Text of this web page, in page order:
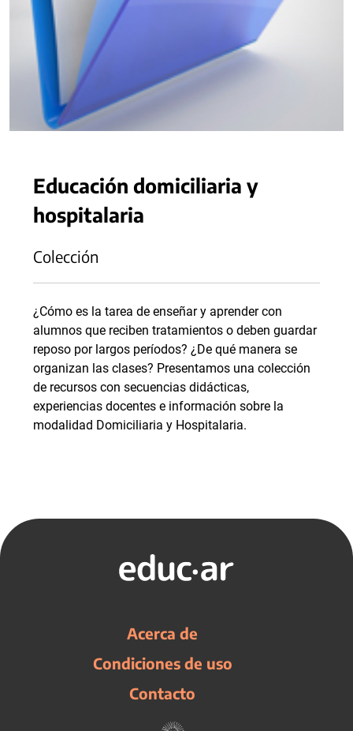
Educación domiciliaria y
hospitalaria
Colección
¿Cómo es la tarea de enseñar y aprender con
alumnos que reciben tratamientos o deben guardar
reposo por largos períodos? ¿De qué manera se
organizan las clases? Presentamos una colección
de recursos con secuencias didácticas,
experiencias docentes e información sobre la
modalidad Domiciliaria y Hospitalaria.
Acerca de
Condiciones de uso
Contacto